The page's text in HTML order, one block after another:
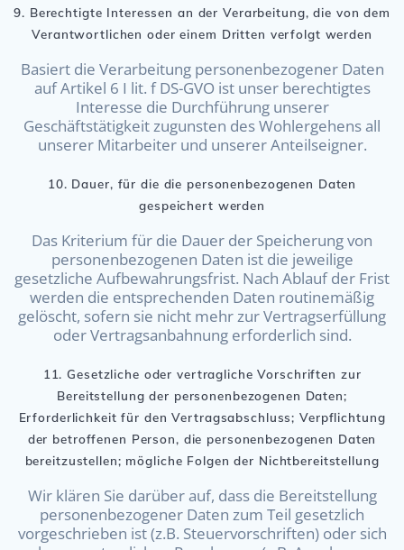
9. Berechtigte Interessen an der Verarbeitung, die von dem
Verantwortlichen oder einem Dritten verfolgt werden
Basiert die Verarbeitung personenbezogener Daten
auf Artikel 6 I lit. f DS-GVO ist unser berechtigtes
Interesse die Durchführung unserer
Geschäftstätigkeit zugunsten des Wohlergehens all
unserer Mitarbeiter und unserer Anteilseigner.
10. Dauer, für die die personenbezogenen Daten
gespeichert werden
Das Kriterium für die Dauer der Speicherung von
personenbezogenen Daten ist die jeweilige
gesetzliche Aufbewahrungsfrist. Nach Ablauf der Frist
werden die entsprechenden Daten routinemäßig
gelöscht, sofern sie nicht mehr zur Vertragserfüllung
oder Vertragsanbahnung erforderlich sind.
11. Gesetzliche oder vertragliche Vorschriften zur
Bereitstellung der personenbezogenen Daten;
Erforderlichkeit für den Vertragsabschluss; Verpflichtung
der betroffenen Person, die personenbezogenen Daten
bereitzustellen; mögliche Folgen der Nichtbereitstellung
Wir klären Sie darüber auf, dass die Bereitstellung
personenbezogener Daten zum Teil gesetzlich
vorgeschrieben ist (z.B. Steuervorschriften) oder sich